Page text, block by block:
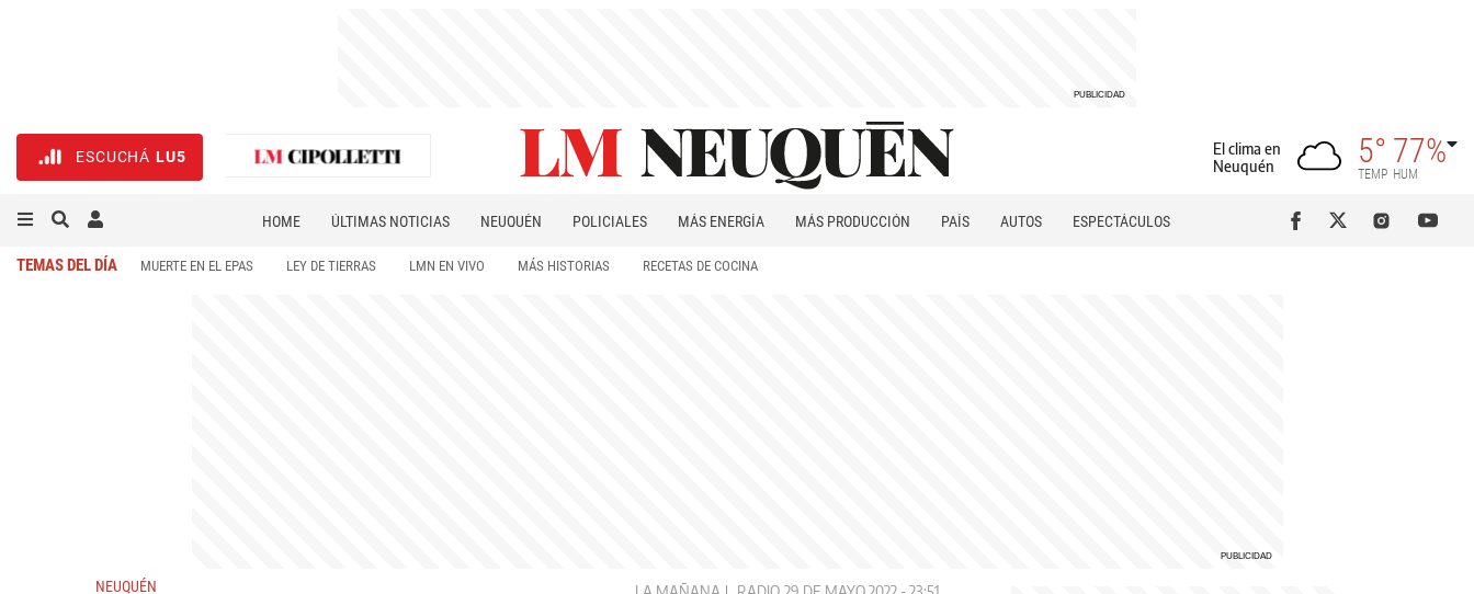
ESCUCHÁ LU5
El clima en
Neuquén
5°
TEMP
77%
HUM
HOME ÚLTIMAS NOTICIAS NEUQUÉN POLICIALES MÁS ENERGÍA MÁS PRODUCCIÓN PAÍS AUTOS
ESPECTÁCULOS
TEMAS DEL DÍA MUERTE EN EL EPAS LEY DE TIERRAS LMN EN VIVO MÁS HISTORIAS RECETAS DE COCINA
NEUQUÉN